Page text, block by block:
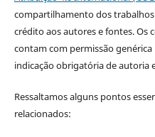
compartilhamento dos
crédito aos autores e fontes. Os
contam com permissão
indicação obrigatória de autoria
Ressaltamos alguns pontos
relacionados: